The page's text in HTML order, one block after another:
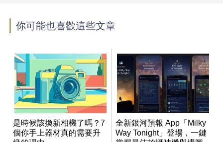
你可能也喜歡這些文章
是時候該換新相機了嗎？7
個你手上器材真的需要升
全新銀河預報 App「Milky
Way Tonight」登場，一鍵